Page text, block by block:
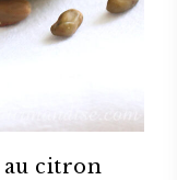
au citron